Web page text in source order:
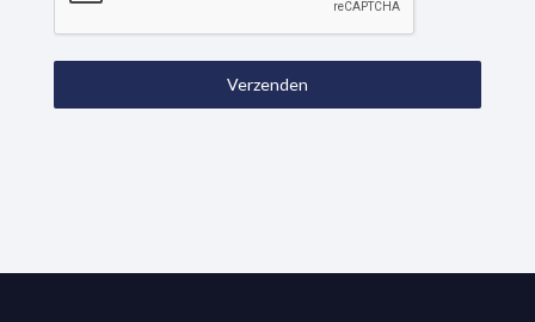
Verzenden